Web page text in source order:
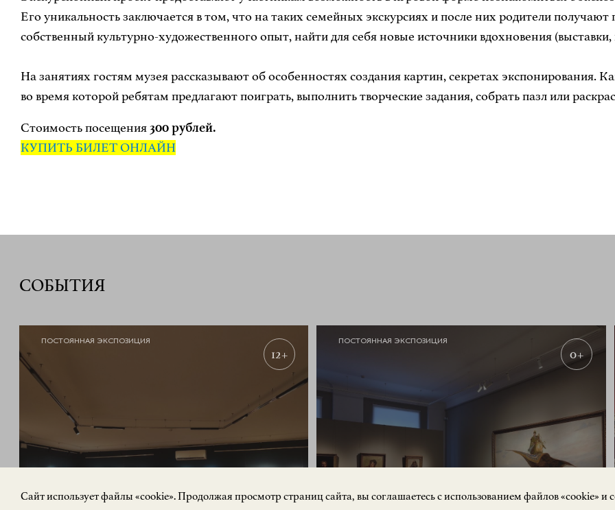
Его уникальность заключается в том, что на таких семейных экскурсиях и после них родители
собственный культурно-художественного опыт, найти для себя новые источники вдохновения
На занятиях гостям музея рассказывают об особенностях создания картин, секретах экспонирования.
во время которой ребятам предлагают поиграть, выполнить творческие задания, собрать пазл или
Стоимость посещения300 рублей.
КУПИТЬ БИЛЕТ ОНЛАЙН
СОБЫТИЯ
ПОСТОЯННАЯ ЭКСПОЗИЦИЯ
12+
«РУССКИЙ АВАНГАРД. Живопись,
ПОСТОЯННАЯ ЭКСПОЗИЦИЯ
0+
НА ЭКСКУРСИЮ
Cайт использует файлы «cookie». Продолжая просмотр страниц сайта, вы соглашаетесь с использованием файлов «cookie» и